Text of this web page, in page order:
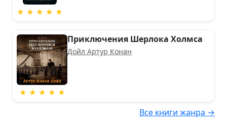
★ ★ ★ ★ ★
★ ★ ★ ★ ★
Приключения Шерлока Холмса
Дойл Артур Конан
Все книги жанра →